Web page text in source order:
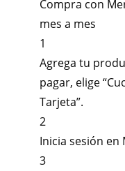
Compra con
mes a mes
1
Agrega tu
pagar, elige
Tarjeta”.
2
Inicia sesión en
3